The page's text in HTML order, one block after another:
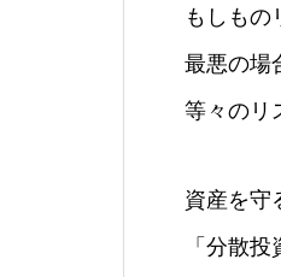
もしもの
最悪の場
等々のリ
資産を守
「分散